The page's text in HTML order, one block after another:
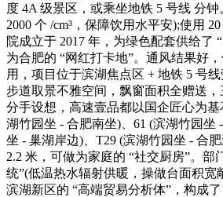
度 4A 级景区，或乘坐地铁 5 号线 分
2000 个 /cm³，保障饮用水平安);使用
院成立于 2017 年，为绿色配套供给了
为合肥的 “网红打卡地”。通风结果好
用，项目位于滨湖焦点区 + 地铁 5 号
步道取景不雅空间，飘窗面积全赠送
分手设想，高速壹品都以国企匠心为
湖竹园坐 - 合肥南坐)、61 (滨湖竹园坐
坐 - 巢湖岸边)、T29 (滨湖竹园坐 - 合
2.2 米，可做为家庭的 “社交厨房”。部
统”(低温热水辐射供暖，操做台面积
滨湖新区的 “高端贸易分析体”，构成